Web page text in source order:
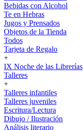
Bebidas con Alcohol
Te en Hebras
Jugos y Prensados
Objetos de la Tienda
Todos
Tarjeta de Regalo
+
IX Noche de las Librerías
Talleres
+
Talleres infantiles
Talleres juveniles
Escritura/Lectura
Dibujo / Ilustración
Análisis literario